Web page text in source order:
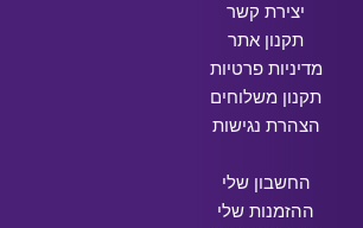
יצירת קשר
תקנון אתר
מדיניות פרטיות
תקנון משלוחים
הצהרת נגישות
החשבון שלי
ההזמנות שלי